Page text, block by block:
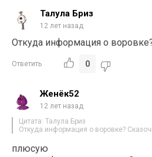
Талула Бриз
12 лет назад
Откуда информация о
Ответить 0
Женёк52
12 лет назад
Цитата: Талула Бриз
Откуда информация о воровке?
плюсую